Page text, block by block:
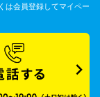
は会員登録してマイペー